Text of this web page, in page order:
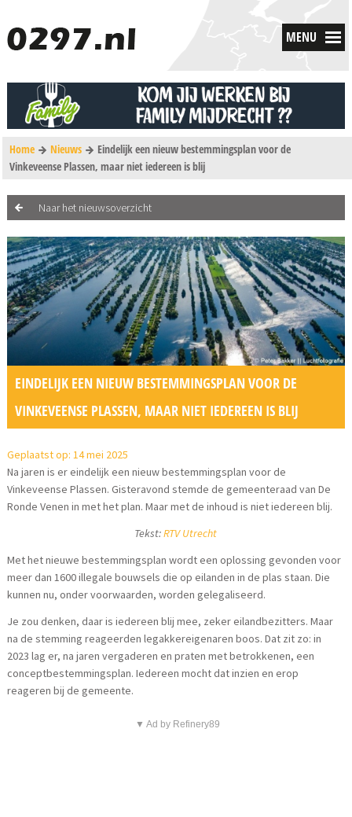
MENU
Home Nieuws
Eindelijk een nieuw bestemmingsplan voor de
Vinkeveense Plassen, maar niet iedereen is blij
Naar het nieuwsoverzicht
EINDELIJK EEN NIEUW BESTEMMINGSPLAN VOOR DE
VINKEVEENSE PLASSEN, MAAR NIET IEDEREEN IS BLIJ
Geplaatst op: 14 mei 2025
Na jaren is er eindelijk een nieuw bestemmingsplan voor de
Vinkeveense Plassen. Gisteravond stemde de gemeenteraad van De
Ronde Venen in met het plan. Maar met de inhoud is niet iedereen blij.
Tekst:RTV Utrecht
Met het nieuwe bestemmingsplan wordt een oplossing gevonden voor
meer dan 1600 illegale bouwsels die op eilanden in de plas staan. Die
kunnen nu, onder voorwaarden, worden gelegaliseerd.
Je zou denken, daar is iedereen blij mee, zeker eilandbezitters. Maar
na de stemming reageerden legakkereigenaren boos. Dat zit zo: in
2023 lag er, na jaren vergaderen en praten met betrokkenen, een
conceptbestemmingsplan. Iedereen mocht dat inzien en erop
reageren bij de gemeente.
▼ Ad by Refinery89